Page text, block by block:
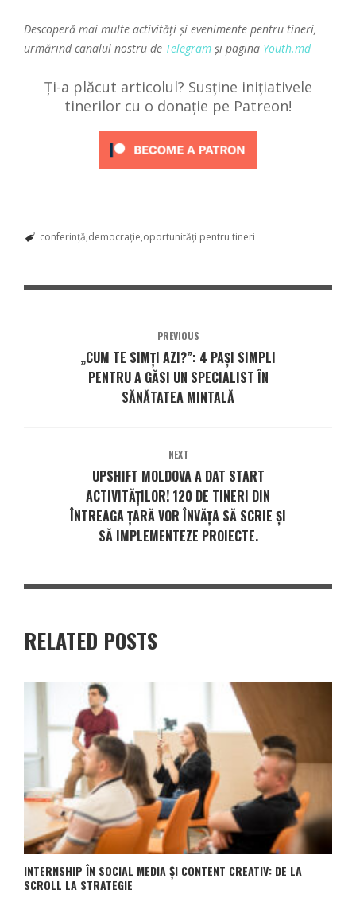
Descoperă mai multe activități și evenimente pentru tineri,
urmărind canalul nostru de Telegram și pagina Youth.md
Ți-a plăcut articolul? Susține inițiativele
tinerilor cu o donație pe Patreon!
conferință democrație oportunități pentru tineri
PREVIOUS
„CUM TE SIMȚI AZI?”: 4 PAȘI SIMPLI
PENTRU A GĂSI UN SPECIALIST ÎN
SĂNĂTATEA MINTALĂ
NEXT
UPSHIFT MOLDOVA A DAT START
ACTIVITĂȚILOR! 120 DE TINERI DIN
ÎNTREAGA ȚARĂ VOR ÎNVĂȚA SĂ SCRIE ȘI
SĂ IMPLEMENTEZE PROIECTE.
RELATED POSTS
INTERNSHIP ÎN SOCIAL MEDIA ȘI CONTENT CREATIV: DE LA
SCROLL LA STRATEGIE